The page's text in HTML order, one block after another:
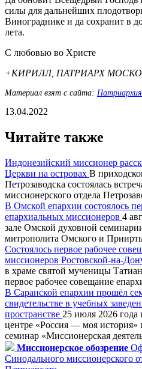
силы для дальнейших
Винограднике и да сохранит в
лета.
С любовью во Христе
+КИРИЛЛ, ПАТРИАРХ
Материал взят с сайта:
13.04.2022
Читайте также
Индонезийский миссионер
Церкви на островах В
Петрозаводска состоялась
миссионерского отдела
В Омской епархии состоялось
епархиальных миссионеров 4
зале Омской духовной
митрополита Омского и
Состоялось первое рабочее
миссионеров Ростовской-на-
в храме святой мученицы
первое рабочее совещание
В Саранской епархии прошёл
свидетельстве в учебных
пространстве 25 июля 2026 года
центре «Россия — моя история»
семинар «Миссионерская
Миссионерское обозрение
Синодального миссионерского